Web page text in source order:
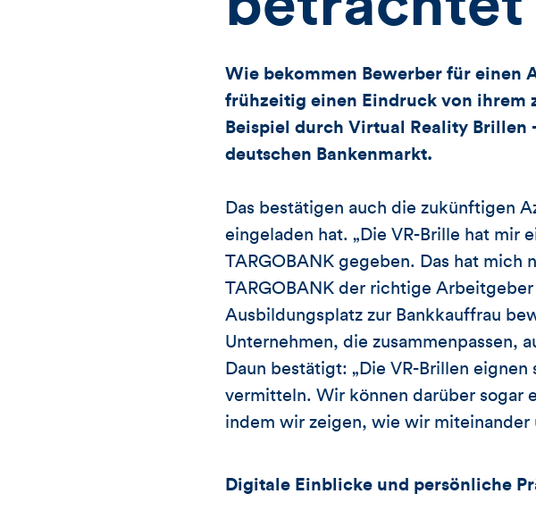
Wie bekommen Bewerber für einen
frühzeitig einen Eindruck von ihrem
Beispiel durch Virtual Reality Brillen
deutschen Bankenmarkt.
Das bestätigen auch die zukünftigen
eingeladen hat. „Die VR-Brille hat mir
TARGOBANK gegeben. Das hat mich
TARGOBANK der richtige
Ausbildungsplatz zur Bankkauffrau
Unternehmen, die zusammenpassen,
Daun bestätigt: „Die VR-Brillen
vermitteln. Wir können darüber sogar
indem wir zeigen, wie wir
Digitale Einblicke und persönliche